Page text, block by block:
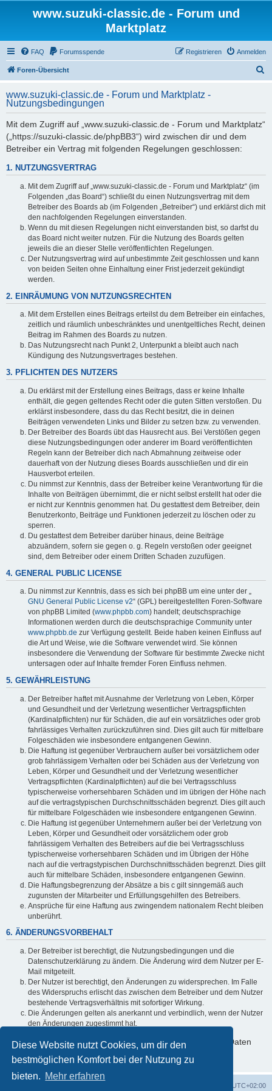
Diese Website nutzt Cookies, um dir den
bestmöglichen Komfort bei der Nutzung zu
bieten. Mehr erfahren
www.suzuki-classic.de - Forum und
Marktplatz
FAQ Forumsspende Anmelden
Registrieren
Foren-Übersicht
h
www.suzuki-classic.de - Forum und Marktplatz -
Nutzungsbedingungen
Mit dem Zugriff auf „www.suzuki-classic.de - Forum und Marktplatz“
(„https://suzuki-classic.de/phpBB3“) wird zwischen dir und dem
Betreiber ein Vertrag mit folgenden Regelungen geschlossen:
1. NUTZUNGSVERTRAG
Mit dem Zugriff auf „www.suzuki-classic.de - Forum und Marktplatz“ (im
Folgenden „das Board“) schließt du einen Nutzungsvertrag mit dem
Betreiber des Boards ab (im Folgenden „Betreiber“) und erklärst dich mit
den nachfolgenden Regelungen einverstanden.
Wenn du mit diesen Regelungen nicht einverstanden bist, so darfst du
das Board nicht weiter nutzen. Für die Nutzung des Boards gelten
jeweils die an dieser Stelle veröffentlichten Regelungen.
Der Nutzungsvertrag wird auf unbestimmte Zeit geschlossen und kann
von beiden Seiten ohne Einhaltung einer Frist jederzeit gekündigt
werden.
2. EINRÄUMUNG VON NUTZUNGSRECHTEN
Mit dem Erstellen eines Beitrags erteilst du dem Betreiber ein einfaches,
zeitlich und räumlich unbeschränktes und unentgeltliches Recht, deinen
Beitrag im Rahmen des Boards zu nutzen.
Das Nutzungsrecht nach Punkt 2, Unterpunkt a bleibt auch nach
Kündigung des Nutzungsvertrages bestehen.
3. PFLICHTEN DES NUTZERS
Du erklärst mit der Erstellung eines Beitrags, dass er keine Inhalte
enthält, die gegen geltendes Recht oder die guten Sitten verstoßen. Du
erklärst insbesondere, dass du das Recht besitzt, die in deinen
Beiträgen verwendeten Links und Bilder zu setzen bzw. zu verwenden.
Der Betreiber des Boards übt das Hausrecht aus. Bei Verstößen gegen
diese Nutzungsbedingungen oder anderer im Board veröffentlichten
Regeln kann der Betreiber dich nach Abmahnung zeitweise oder
dauerhaft von der Nutzung dieses Boards ausschließen und dir ein
Hausverbot erteilen.
Du nimmst zur Kenntnis, dass der Betreiber keine Verantwortung für die
Inhalte von Beiträgen übernimmt, die er nicht selbst erstellt hat oder die
er nicht zur Kenntnis genommen hat. Du gestattest dem Betreiber, dein
Benutzerkonto, Beiträge und Funktionen jederzeit zu löschen oder zu
sperren.
Du gestattest dem Betreiber darüber hinaus, deine Beiträge
abzuändern, sofern sie gegen o. g. Regeln verstoßen oder geeignet
sind, dem Betreiber oder einem Dritten Schaden zuzufügen.
4. GENERAL PUBLIC LICENSE
Du nimmst zur Kenntnis, dass es sich bei phpBB um eine unter der „
GNU General Public License v2“ (GPL) bereitgestellten Foren-Software
von phpBB Limited (www.phpbb.com) handelt; deutschsprachige
Informationen werden durch die deutschsprachige Community unter
www.phpbb.de zur Verfügung gestellt. Beide haben keinen Einfluss auf
die Art und Weise, wie die Software verwendet wird. Sie können
insbesondere die Verwendung der Software für bestimmte Zwecke nicht
untersagen oder auf Inhalte fremder Foren Einfluss nehmen.
5. GEWÄHRLEISTUNG
Der Betreiber haftet mit Ausnahme der Verletzung von Leben, Körper
und Gesundheit und der Verletzung wesentlicher Vertragspflichten
(Kardinalpflichten) nur für Schäden, die auf ein vorsätzliches oder grob
fahrlässiges Verhalten zurückzuführen sind. Dies gilt auch für mittelbare
Folgeschäden wie insbesondere entgangenen Gewinn.
Die Haftung ist gegenüber Verbrauchern außer bei vorsätzlichem oder
grob fahrlässigem Verhalten oder bei Schäden aus der Verletzung von
Leben, Körper und Gesundheit und der Verletzung wesentlicher
Vertragspflichten (Kardinalpflichten) auf die bei Vertragsschluss
typischerweise vorhersehbaren Schäden und im übrigen der Höhe nach
auf die vertragstypischen Durchschnittsschäden begrenzt. Dies gilt auch
für mittelbare Folgeschäden wie insbesondere entgangenen Gewinn.
Die Haftung ist gegenüber Unternehmern außer bei der Verletzung von
Leben, Körper und Gesundheit oder vorsätzlichem oder grob
fahrlässigem Verhalten des Betreibers auf die bei Vertragsschluss
typischerweise vorhersehbaren Schäden und im Übrigen der Höhe
nach auf die vertragstypischen Durchschnittsschäden begrenzt. Dies gilt
auch für mittelbare Schäden, insbesondere entgangenen Gewinn.
Die Haftungsbegrenzung der Absätze a bis c gilt sinngemäß auch
zugunsten der Mitarbeiter und Erfüllungsgehilfen des Betreibers.
Ansprüche für eine Haftung aus zwingendem nationalem Recht bleiben
unberührt.
6. ÄNDERUNGSVORBEHALT
Der Betreiber ist berechtigt, die Nutzungsbedingungen und die
Datenschutzerklärung zu ändern. Die Änderung wird dem Nutzer per E-
Mail mitgeteilt.
Der Nutzer ist berechtigt, den Änderungen zu widersprechen. Im Falle
des Widerspruchs erlischt das zwischen dem Betreiber und dem Nutzer
bestehende Vertragsverhältnis mit sofortiger Wirkung.
Die Änderungen gelten als anerkannt und verbindlich, wenn der Nutzer
den Änderungen zugestimmt hat.
Informationen über den Umgang mit deinen persönlichen Daten
sind in der Datenschutzerklärung enthalten.
UTC+02:00